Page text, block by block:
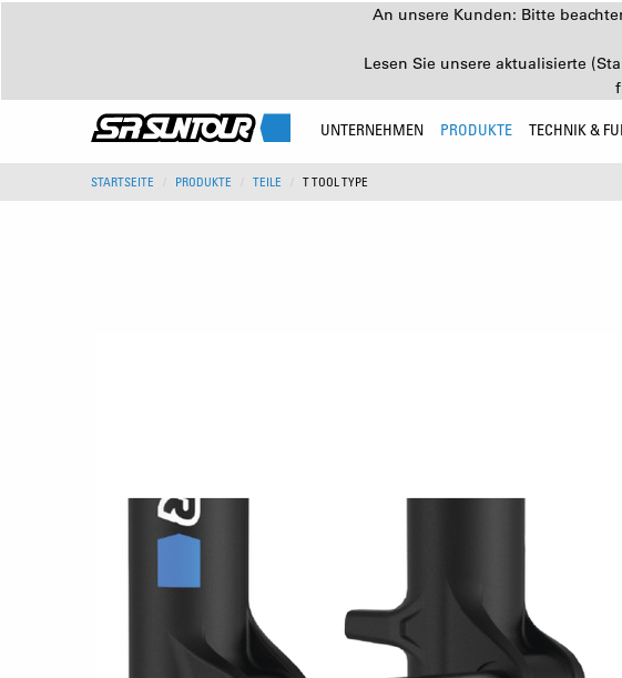
An unsere Kunden: Bitte
Lesen Sie unsere aktualisierte
UNTERNEHMEN PRODUKTE TECHNIK &
STARTSEITE PRODUKTE TEILE T TOOL TYPE